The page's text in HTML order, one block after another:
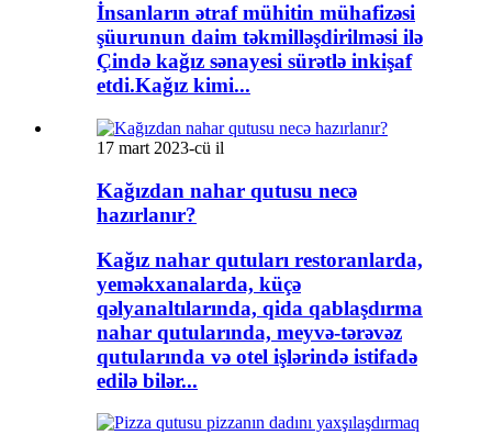
İnsanların ətraf mühitin mühafizəsi
şüurunun daim təkmilləşdirilməsi ilə
Çində kağız sənayesi sürətlə inkişaf
etdi.Kağız kimi...
17 mart 2023-cü il
Kağızdan nahar qutusu necə
hazırlanır?
Kağız nahar qutuları restoranlarda,
yeməkxanalarda, küçə
qəlyanaltılarında, qida qablaşdırma
nahar qutularında, meyvə-tərəvəz
qutularında və otel işlərində istifadə
edilə bilər...